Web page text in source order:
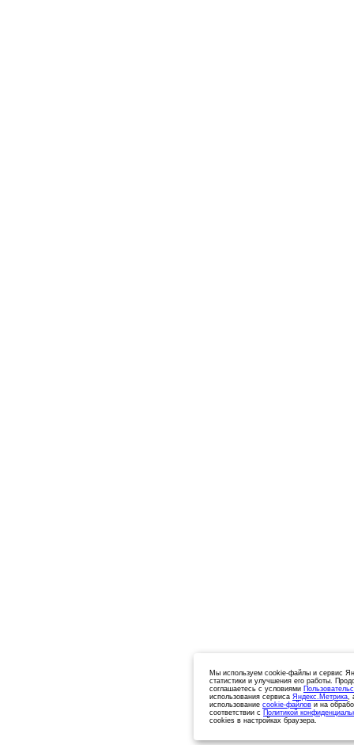
Мы используем cookie-файлы и сервис
статистики и улучшения его работы.
соглашаетесь с условиями
использования сервиса Яндекс.Метрика,
использование cookie-файлов и на
соответствии с Политикой
cookies в настройках браузера.